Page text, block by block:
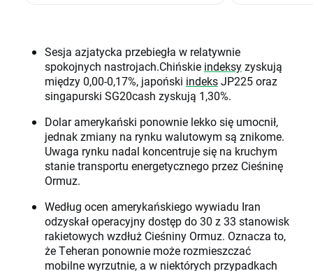
Sesja azjatycka przebiegła w relatywnie
spokojnych nastrojach.Chińskie indeksyzyskują
między 0,00-0,17%, japoński indeksJP225 oraz
singapurski SG20cash zyskują 1,30%.
Dolar amerykański ponownie lekko się umocnił,
jednak zmiany na rynku walutowym są znikome.
Uwaga rynku nadal koncentruje się na kruchym
stanie transportu energetycznego przez Cieśninę
Ormuz.
Według ocen amerykańskiego wywiadu Iran
odzyskał operacyjny dostęp do 30 z 33 stanowisk
rakietowych wzdłuż Cieśniny Ormuz. Oznacza to,
że Teheran ponownie może rozmieszczać
mobilne wyrzutnie, a w niektórych przypadkach